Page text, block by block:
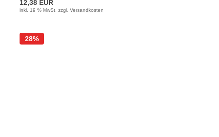
12,38 EUR
inkl. 19 % MwSt. zzgl. Versandkosten
28%